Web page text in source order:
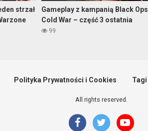
strzał
Gameplay z kampanią Black Ops
Cold War – część 3 ostatnia
99
Polityka Prywatności i Cookies Tagi
All rights reserved.